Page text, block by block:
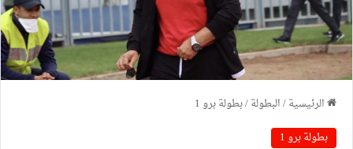
الرئيسية/البطولة/بطولة برو 1
بطولة برو 1